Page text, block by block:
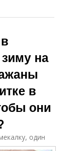
на
в
они
один